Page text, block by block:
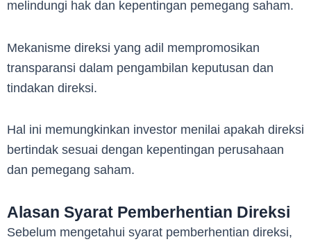
melindungi hak dan kepentingan pemegang saham.
Mekanisme direksi yang adil mempromosikan
transparansi dalam pengambilan keputusan dan
tindakan direksi.
Hal ini memungkinkan investor menilai apakah direksi
bertindak sesuai dengan kepentingan perusahaan
dan pemegang saham.
Alasan Syarat Pemberhentian Direksi
Sebelum mengetahui syarat pemberhentian direksi,